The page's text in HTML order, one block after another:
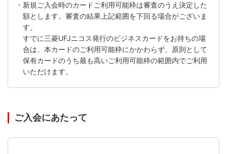
・新規ご入会時のカードご利用可能枠は審査のうえ決定した
額とします。審査の結果上記範囲を下回る場合がございま
す。
すでに三菱UFJニコス発行のビジネスカードをお持ちの場
合は、本カードのご利用可能枠にかかわらず、原則として
保有カードのうち最も高いご利用可能枠の範囲内でご利用
いただけます。
ご入会にあたって